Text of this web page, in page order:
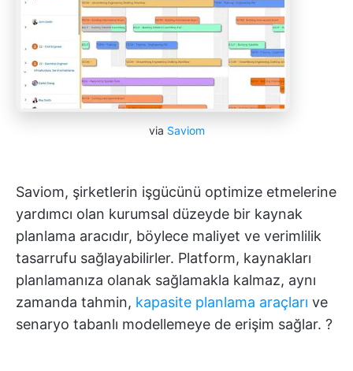
via Saviom
Saviom, şirketlerin işgücünü optimize etmelerine
yardımcı olan kurumsal düzeyde bir kaynak
planlama aracıdır, böylece maliyet ve verimlilik
tasarrufu sağlayabilirler. Platform, kaynakları
planlamanıza olanak sağlamakla kalmaz, aynı
zamanda tahmin, kapasite planlama araçları ve
senaryo tabanlı modellemeye de erişim sağlar. ?